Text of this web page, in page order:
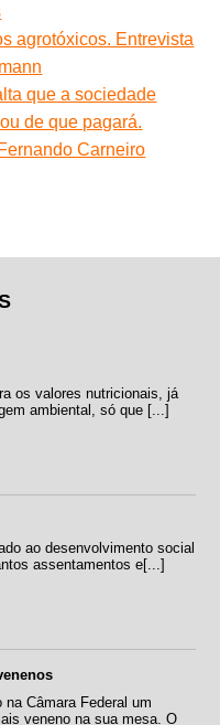
agrotóxicos. Entrevista
que a sociedade
de que pagará.
Carneiro
os valores nutricionais, já
ambiental, só que [...]
ao desenvolvimento social
assentamentos e[...]
Câmara Federal um
veneno na sua mesa. O